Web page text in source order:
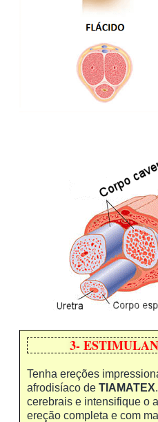
3-
Tenha ereções
afrodisíaco de TIAMATEX
cerebrais e intensifique o
ereção completa e com